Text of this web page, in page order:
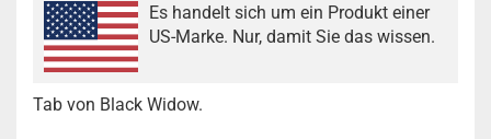
Es handelt sich um ein Produkt einer
US-Marke. Nur, damit Sie das wissen.
Tab von Black Widow.